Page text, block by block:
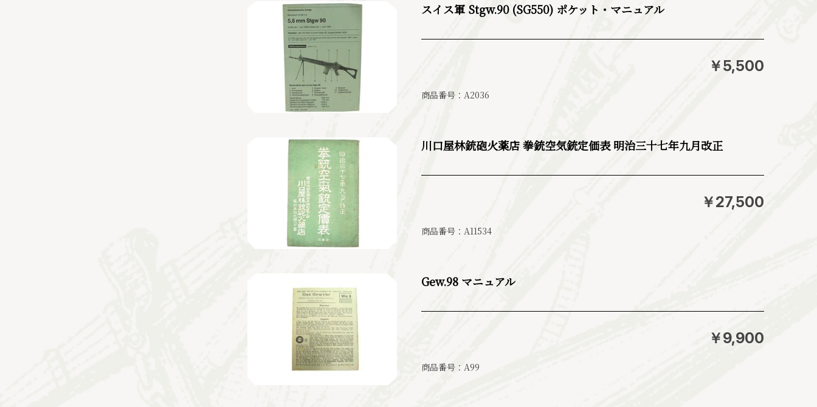
￥5,500
スイス軍 Stgw.90 (SG550) ポケット・マニュアル
商品番号：A2036
￥27,500
川口屋林銃砲火薬店 拳銃空気銃定価表 明治三十七年九月改正
商品番号：A11534
￥9,900
Gew.98 マニュアル
商品番号：A99